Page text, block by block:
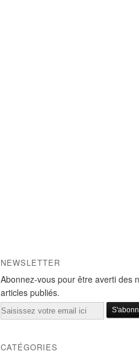
NEWSLETTER
Abonnez-vous pour être averti des
articles publiés.
Email
CATÉGORIES